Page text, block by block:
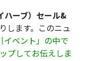
ハーブ）セール&
します。このニュ
ベント」の中で
プしてお伝えしま